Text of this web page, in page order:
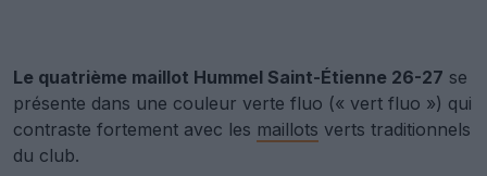
Le quatrième maillot Hummel Saint-Étienne 26-27 se
présente dans une couleur verte fluo (« vert fluo ») qui
contraste fortement avec les maillots verts traditionnels
du club.